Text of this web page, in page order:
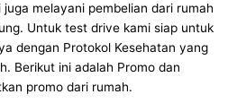
melayani pembelian dari rumah
Untuk test drive kami siap untuk
dengan Protokol Kesehatan yang
Berikut ini adalah Promo dan
promo dari rumah.